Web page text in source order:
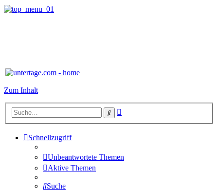
Zum Inhalt
Suche
Schnellzugriff
Unbeantwortete Themen
Aktive Themen
Suche